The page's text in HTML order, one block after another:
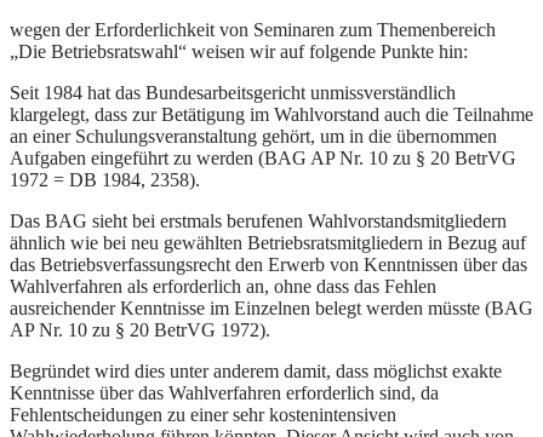
wegen der Erforderlichkeit von Seminaren zum Themenbereich
„Die Betriebsratswahl“ weisen wir auf folgende Punkte hin:
Seit 1984 hat das Bundesarbeitsgericht unmissverständlich
klargelegt, dass zur Betätigung im Wahlvorstand auch die Teilnahme
an einer Schulungsveranstaltung gehört, um in die übernommen
Aufgaben eingeführt zu werden (BAG AP Nr. 10 zu § 20 BetrVG
1972 = DB 1984, 2358).
Das BAG sieht bei erstmals berufenen Wahlvorstandsmitgliedern
ähnlich wie bei neu gewählten Betriebsratsmitgliedern in Bezug auf
das Betriebsverfassungsrecht den Erwerb von Kenntnissen über das
Wahlverfahren als erforderlich an, ohne dass das Fehlen
ausreichender Kenntnisse im Einzelnen belegt werden müsste (BAG
AP Nr. 10 zu § 20 BetrVG 1972).
Begründet wird dies unter anderem damit, dass möglichst exakte
Kenntnisse über das Wahlverfahren erforderlich sind, da
Fehlentscheidungen zu einer sehr kostenintensiven